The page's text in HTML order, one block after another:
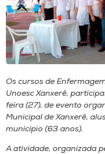
Biblioteca
Editora
Museu
Unoesc
Os cursos de
Unoesc Xanxerê,
feira (27), de evento
Municipal de Xanxerê,
município (63 anos).
A atividade, organizada